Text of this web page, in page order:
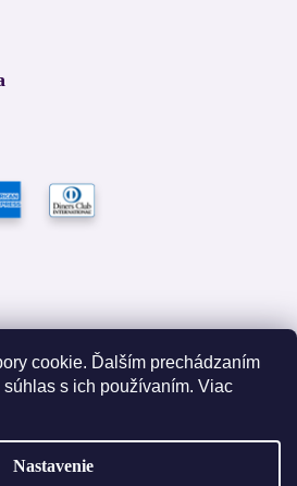
cookie. Ďalším prechádzaním
s ich používaním. Viac
Nastavenie